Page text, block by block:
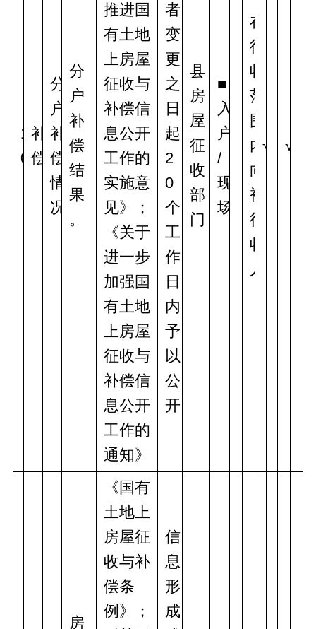
1
0
补
偿
分
户
补
偿
情
况
分
户
补
偿
结
果
。
推进国
有土地
上房屋
征收与
补偿信
息公开
工作的
实施意
见》；
《关于
进一步
加强国
有土地
上房屋
征收与
补偿信
息公开
工作的
通知》
者
变
更
之
日
起
2
0
个
工
作
日
内
予
以
公
开
县
房
屋
征
收
部
门
■
入
户
/
现
场
在
征
收
范
围
内
向
被
征
收
人
√ √
房
《国有
土地上
房屋征
收与补
偿条
例》；
信
息
形
成